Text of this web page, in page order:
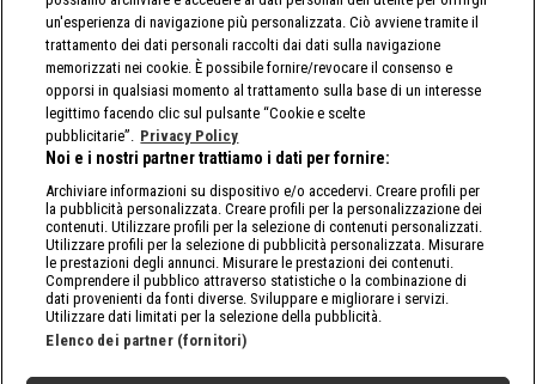
un'esperienza di navigazione più personalizzata. Ciò avviene tramite il
trattamento dei dati personali raccolti dai dati sulla navigazione
memorizzati nei cookie. È possibile fornire/revocare il consenso e
opporsi in qualsiasi momento al trattamento sulla base di un interesse
legittimo facendo clic sul pulsante “Cookie e scelte
pubblicitarie”. Privacy Policy
Noi e i nostri partner trattiamo i dati per fornire:
Archiviare informazioni su dispositivo e/o accedervi. Creare profili per
la pubblicità personalizzata. Creare profili per la personalizzazione dei
contenuti. Utilizzare profili per la selezione di contenuti personalizzati.
Utilizzare profili per la selezione di pubblicità personalizzata. Misurare
le prestazioni degli annunci. Misurare le prestazioni dei contenuti.
Comprendere il pubblico attraverso statistiche o la combinazione di
dati provenienti da fonti diverse. Sviluppare e migliorare i servizi.
Utilizzare dati limitati per la selezione della pubblicità.
Elenco dei partner (fornitori)